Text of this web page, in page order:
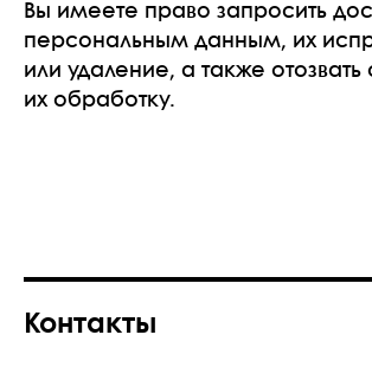
Вы имеете право запросить
персональным данным, их
или удаление, а также отозвать
их обработку.
Контакты